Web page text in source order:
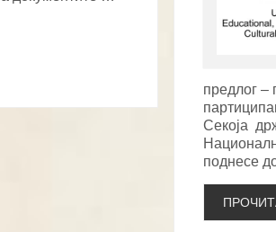
предлог –
Секоја
поднесе